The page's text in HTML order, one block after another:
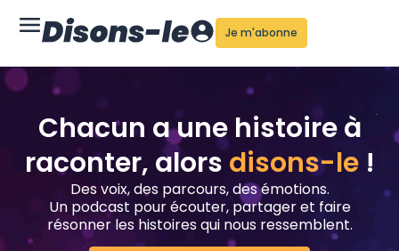
Je m'abonne
Chacun a une histoire à
raconter, alors disons-le!
Des voix, des parcours, des émotions.
Un podcast pour écouter, partager et faire
résonner les histoires qui nous ressemblent.